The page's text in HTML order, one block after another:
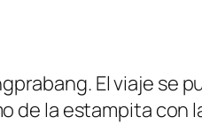
El viaje se
de la estampita con